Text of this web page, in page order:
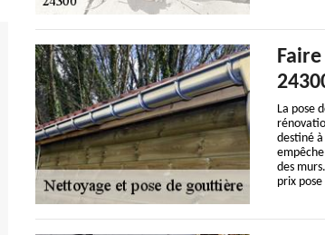
La pose
destiné
des
prix